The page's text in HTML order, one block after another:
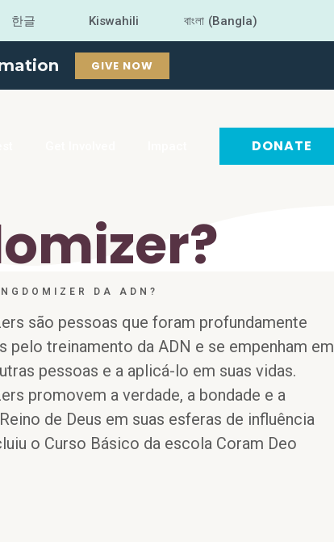
한글 Kiswahili বাংলা (Bangla)
GIVE NOW
DONATE
DA ADN?
são pessoas que foram profundamente
pelo treinamento da ADN e se empenham em
pessoas e a aplicá-lo em suas vidas.
promovem a verdade, a bondade e a
de Deus em suas esferas de influência
o Curso Básico da escola Coram Deo